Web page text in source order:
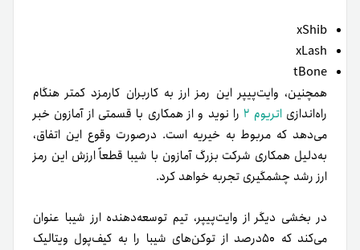
xShib
xLash
tBone
همچنین، وایت‌پیپر این رمز ارز به کاربران کارمزد کمتر هنگام
راه‌اندازیاتریوم ۲
را نوید و از همکاری با قسمتی از آمازون خبر
می‌دهد که مربوط به خیریه است. در‌صورت وقوع این اتفاق،
به‌دلیل همکاری شرکت بزرگ آمازون با شیبا قطعاً ارزش این رمز
ارز رشد چشمگیری تجربه خواهد کرد.
در بخشی دیگر از وایت‌پیپر، تیم توسعه‌دهنده ارز شیبا عنوان
می‌کند که ۵۰درصد از توکن‌های شیبا را به کیف‌پول ویتالیک